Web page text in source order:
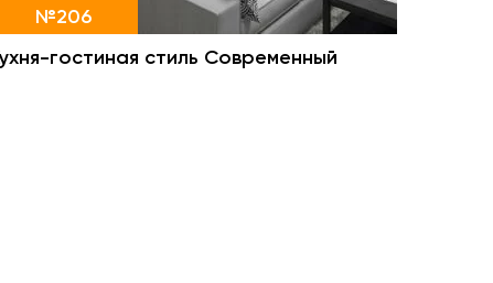
№206
гостиная стиль Современный